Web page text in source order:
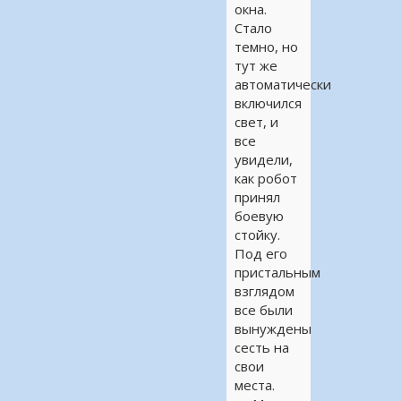
окна.
Стало
темно, но
тут же
автоматически
включился
свет, и
все
увидели,
как робот
принял
боевую
стойку.
Под его
пристальным
взглядом
все были
вынуждены
сесть на
свои
места.